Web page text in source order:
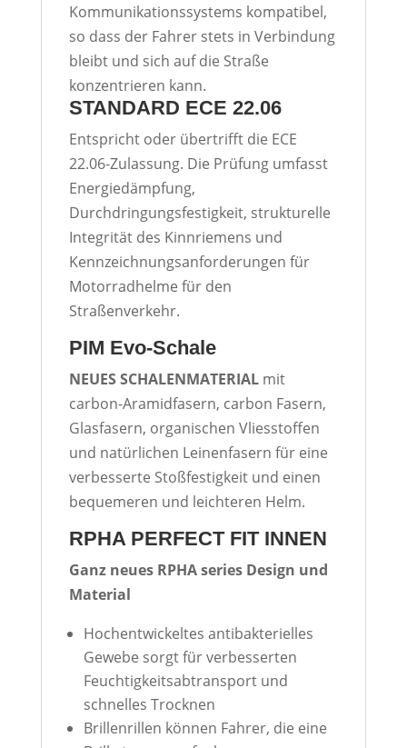
Kommunikationssystems kompatibel,
so dass der Fahrer stets in Verbindung
bleibt und sich auf die Straße
konzentrieren kann.
STANDARD ECE 22.06
Entspricht oder übertrifft die ECE
22.06-Zulassung. Die Prüfung umfasst
Energiedämpfung,
Durchdringungsfestigkeit, strukturelle
Integrität des Kinnriemens und
Kennzeichnungsanforderungen für
Motorradhelme für den
Straßenverkehr.
PIM Evo-Schale
NEUES SCHALENMATERIALmit
carbon-Aramidfasern, carbon Fasern,
Glasfasern, organischen Vliesstoffen
und natürlichen Leinenfasern für eine
verbesserte Stoßfestigkeit und einen
bequemeren und leichteren Helm.
RPHA PERFECT FIT INNEN
Ganz neues RPHA series Design und
Material
Hochentwickeltes antibakterielles
Gewebe sorgt für verbesserten
Feuchtigkeitsabtransport und
schnelles Trocknen
Brillenrillen können Fahrer, die eine